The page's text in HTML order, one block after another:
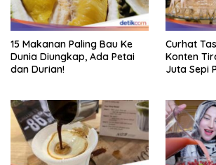
15 Makanan Paling Bau Ke
Dunia Diungkap, Ada Petai
dan Durian!
Curhat
Konten
Juta Sepi